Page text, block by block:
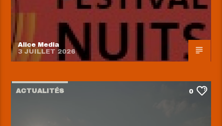
Alice Media
3 JUILLET 2026
ACTUALITÉS 0